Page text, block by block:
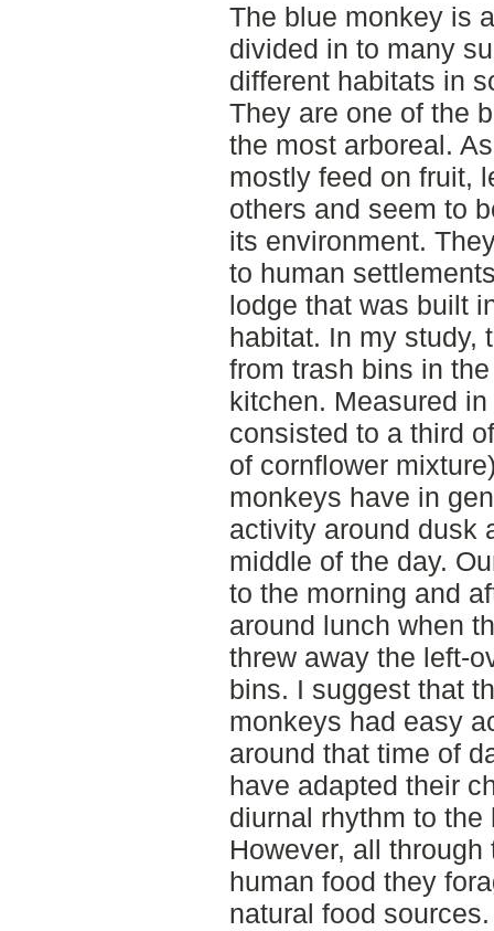
The blue monkey is
divided in to many
different habitats in
They are one of the
the most arboreal.
mostly feed on fruit,
others and seem to
its environment.
to human
lodge that was built
habitat. In my study,
from trash bins in
kitchen. Measured
consisted to a third
of cornflower
monkeys have in
activity around dusk
middle of the day.
to the morning and
around lunch when
threw away the left-
bins. I suggest that
monkeys had easy
around that time of
have adapted their
diurnal rhythm to
However, all
human food they
natural food sources.